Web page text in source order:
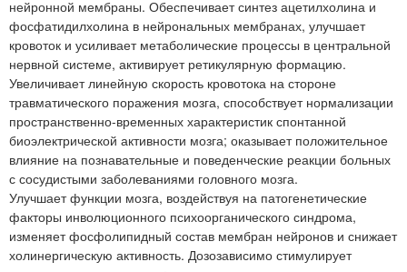
нейронной мембраны. Обеспечивает синтез ацетилхолина и
фосфатидилхолина в нейрональных мембранах, улучшает
кровоток и усиливает метаболические процессы в центральной
нервной системе, активирует ретикулярную формацию.
Увеличивает линейную скорость кровотока на стороне
травматического поражения мозга, способствует нормализации
пространственно-временных характеристик спонтанной
биоэлектрической активности мозга; оказывает положительное
влияние на познавательные и поведенческие реакции больных
с сосудистыми заболеваниями головного мозга.
Улучшает функции мозга, воздействуя на патогенетические
факторы инволюционного психоорганического синдрома,
изменяет фосфолипидный состав мембран нейронов и снижает
холинергическую активность. Дозозависимо стимулирует